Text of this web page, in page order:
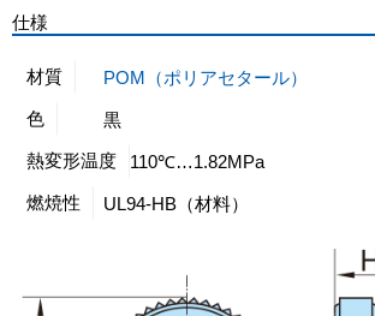
仕様
材質
POM（ポリアセタール）
色
黒
熱変形温度
110℃…1.82MPa
燃焼性
UL94-HB（材料）